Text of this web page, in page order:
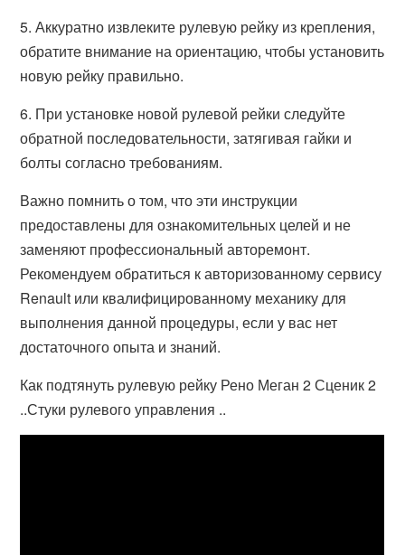
5. Аккуратно извлеките рулевую рейку из крепления,
обратите внимание на ориентацию, чтобы установить
новую рейку правильно.
6. При установке новой рулевой рейки следуйте
обратной последовательности, затягивая гайки и
болты согласно требованиям.
Важно помнить о том, что эти инструкции
предоставлены для ознакомительных целей и не
заменяют профессиональный авторемонт.
Рекомендуем обратиться к авторизованному сервису
Renault или квалифицированному механику для
выполнения данной процедуры, если у вас нет
достаточного опыта и знаний.
Как подтянуть рулевую рейку Рено Меган 2 Сценик 2
..Стуки рулевого управления ..